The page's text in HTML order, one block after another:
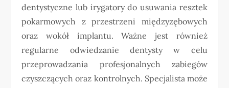
dentystyczne lub irygatory do usuwania resztek
pokarmowych z przestrzeni międzyzębowych
oraz wokół implantu. Ważne jest również
regularne odwiedzanie dentysty w celu
przeprowadzania profesjonalnych zabiegów
czyszczących oraz kontrolnych. Specjalista może